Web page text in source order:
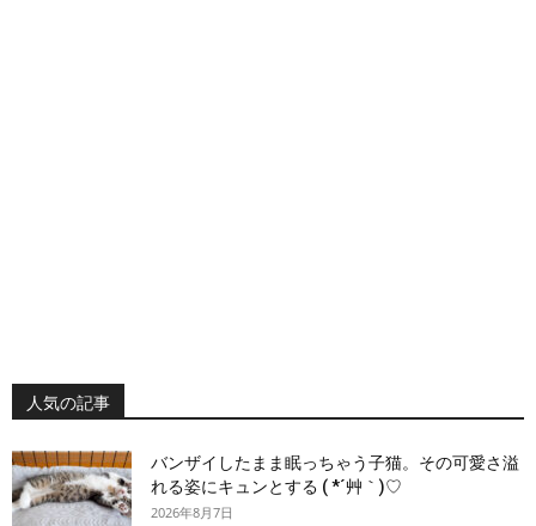
人気の記事
バンザイしたまま眠っちゃう子猫。その可愛さ溢
れる姿にキュンとする ( *´艸｀)♡
2026年8月7日